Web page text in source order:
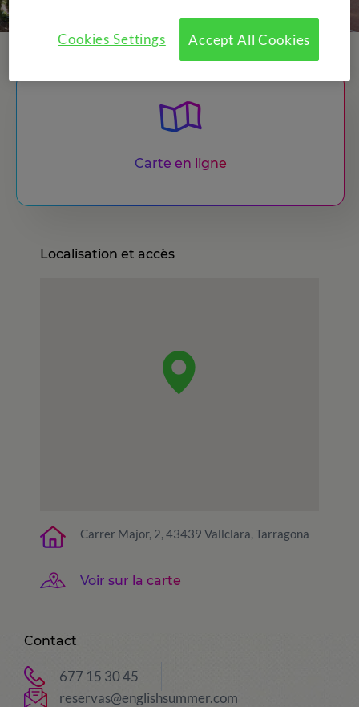
Carte en ligne
Localisation et accès
Carrer Major, 2, 43439 Vallclara, Tarragona
Voir sur la carte
Contact
677 15 30 45
reservas@englishsummer.com
Accept All Cookies
Cookies Settings